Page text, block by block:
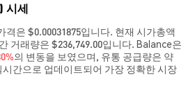
시세
격은 $0.00031875입니다. 현재 시가총액
거래량은 $236,749.00입니다. Balance은
의 변동을 보였으며, 유통 공급량은 약
간으로 업데이트되어 가장 정확한 시장